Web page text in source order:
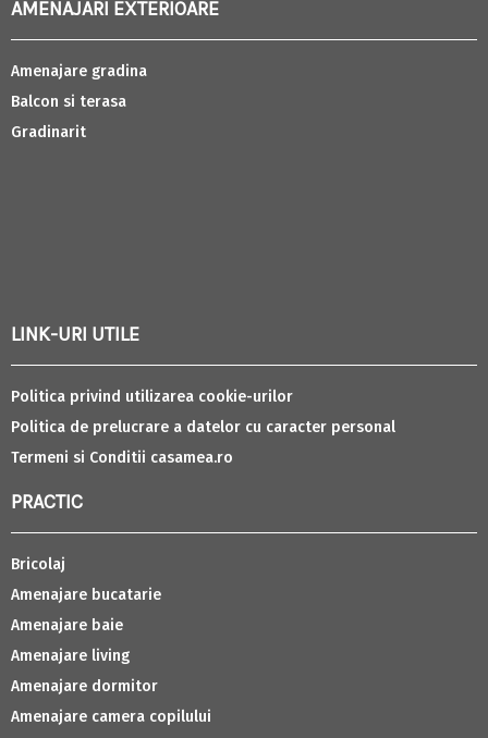
AMENAJARI EXTERIOARE
Amenajare gradina
Balcon si terasa
Gradinarit
LINK-URI UTILE
Politica privind utilizarea cookie-urilor
Politica de prelucrare a datelor cu caracter personal
Termeni si Conditii casamea.ro
PRACTIC
Bricolaj
Amenajare bucatarie
Amenajare baie
Amenajare living
Amenajare dormitor
Amenajare camera copilului